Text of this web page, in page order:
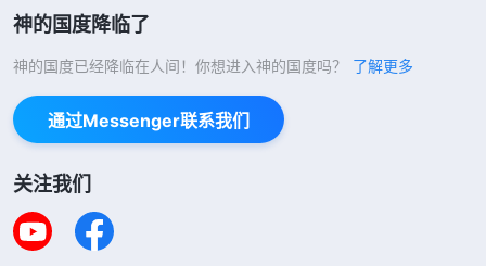
尽本分呀？就是在作恶！我宁肯得罪神也不肯得罪
人，为了维护自己的利益不实行真理，不按原则办
事，充当了撒但的差役，任由假带领坑害教会工作，
实在可恨！这个时候我才看清，老好人就是黑心人，
啊！
后来，我又看到神的话说：“
神的国度降临了
神的国度已经降临在人间！你想进入神的国度吗？ 了解更多
通过Messenger联系我们
关注我们